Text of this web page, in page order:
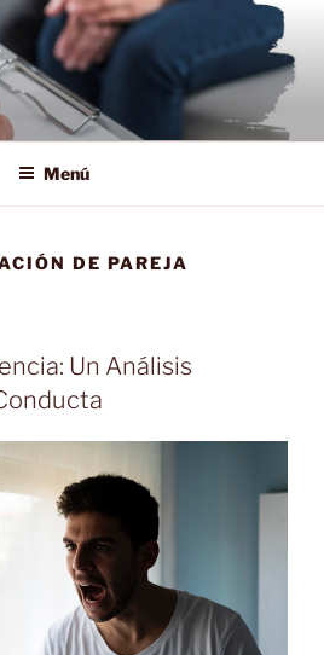
personal y bienestar
Menú
DE PAREJA
Un Análisis